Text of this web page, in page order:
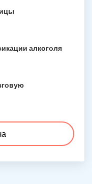
алкоголя